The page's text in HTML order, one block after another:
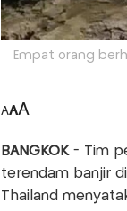
Empat orang
AAA
BANGKOK - Tim
terendam banjir
Thailand